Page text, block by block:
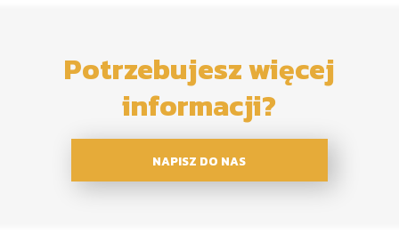
Potrzebujesz więcej
informacji?
NAPISZ DO NAS